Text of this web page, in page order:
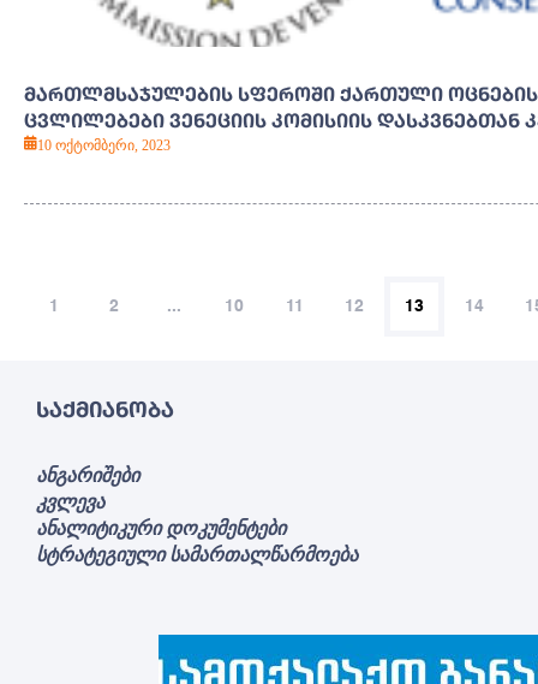
ᲛᲐᲠᲗᲚᲛᲡᲐᲯᲣᲚᲔᲑᲘᲡ ᲡᲤᲔᲠᲝᲨᲘ ᲥᲐᲠᲗᲣᲚᲘ
ᲪᲕᲚᲘᲚᲔᲑᲔᲑᲘ ᲕᲔᲜᲔᲪᲘᲘᲡ ᲙᲝᲛᲘᲡᲘᲘᲡ ᲓᲐᲡᲙᲕᲜᲔᲑᲗᲐᲜ
10 ოქტომბერი, 2023
1 2 ... 10 11 12 13 14
ᲡᲐᲥᲛᲘᲐᲜᲝᲑᲐ
ანგარიშები
კვლევა
ანალიტიკური დოკუმენტები
სტრატეგიული სამართალწარმოება